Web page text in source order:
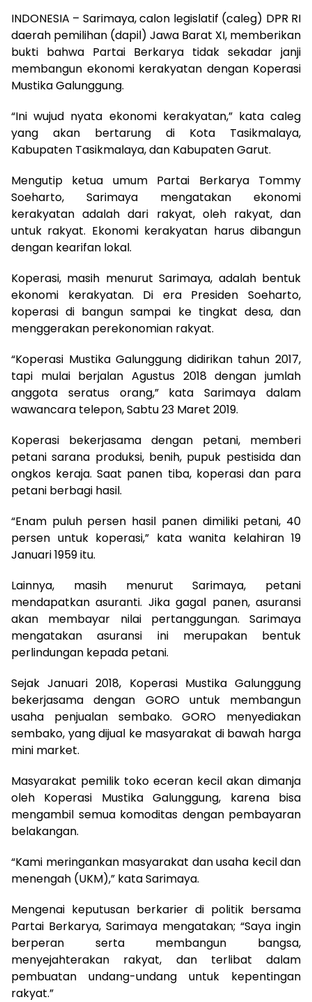
INDONESIA – Sarimaya, calon legislatif (caleg) DPR RI
daerah pemilihan (dapil) Jawa Barat XI, memberikan
bukti bahwa Partai Berkarya tidak sekadar janji
membangun ekonomi kerakyatan dengan Koperasi
Mustika Galunggung.
“Ini wujud nyata ekonomi kerakyatan,” kata caleg
yang akan bertarung di Kota Tasikmalaya,
Kabupaten Tasikmalaya, dan Kabupaten Garut.
Mengutip ketua umum Partai Berkarya Tommy
Soeharto, Sarimaya mengatakan ekonomi
kerakyatan adalah dari rakyat, oleh rakyat, dan
untuk rakyat. Ekonomi kerakyatan harus dibangun
dengan kearifan lokal.
Koperasi, masih menurut Sarimaya, adalah bentuk
ekonomi kerakyatan. Di era Presiden Soeharto,
koperasi di bangun sampai ke tingkat desa, dan
menggerakan perekonomian rakyat.
“Koperasi Mustika Galunggung didirikan tahun 2017,
tapi mulai berjalan Agustus 2018 dengan jumlah
anggota seratus orang,” kata Sarimaya dalam
wawancara telepon, Sabtu 23 Maret 2019.
Koperasi bekerjasama dengan petani, memberi
petani sarana produksi, benih, pupuk pestisida dan
ongkos keraja. Saat panen tiba, koperasi dan para
petani berbagi hasil.
“Enam puluh persen hasil panen dimiliki petani, 40
persen untuk koperasi,” kata wanita kelahiran 19
Januari 1959 itu.
Lainnya, masih menurut Sarimaya, petani
mendapatkan asuranti. Jika gagal panen, asuransi
akan membayar nilai pertanggungan. Sarimaya
mengatakan asuransi ini merupakan bentuk
perlindungan kepada petani.
Sejak Januari 2018, Koperasi Mustika Galunggung
bekerjasama dengan GORO untuk membangun
usaha penjualan sembako. GORO menyediakan
sembako, yang dijual ke masyarakat di bawah harga
mini market.
Masyarakat pemilik toko eceran kecil akan dimanja
oleh Koperasi Mustika Galunggung, karena bisa
mengambil semua komoditas dengan pembayaran
belakangan.
“Kami meringankan masyarakat dan usaha kecil dan
menengah (UKM),” kata Sarimaya.
Mengenai keputusan berkarier di politik bersama
Partai Berkarya, Sarimaya mengatakan; “Saya ingin
berperan serta membangun bangsa,
menyejahterakan rakyat, dan terlibat dalam
pembuatan undang-undang untuk kepentingan
rakyat.”